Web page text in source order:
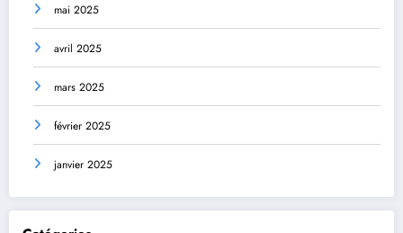
mai 2025
avril 2025
mars 2025
février 2025
janvier 2025